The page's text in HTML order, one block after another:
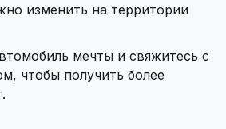
изменить на территории
мечты и свяжитесь с
чтобы получить более